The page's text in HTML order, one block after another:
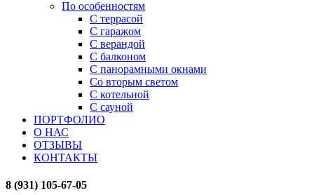
По особенностям
С террасой
С гаражом
С верандой
С балконом
С панорамными окнами
Со вторым светом
С котельной
С сауной
ПОРТФОЛИО
О НАС
ОТЗЫВЫ
КОНТАКТЫ
8 (931) 105-67-05